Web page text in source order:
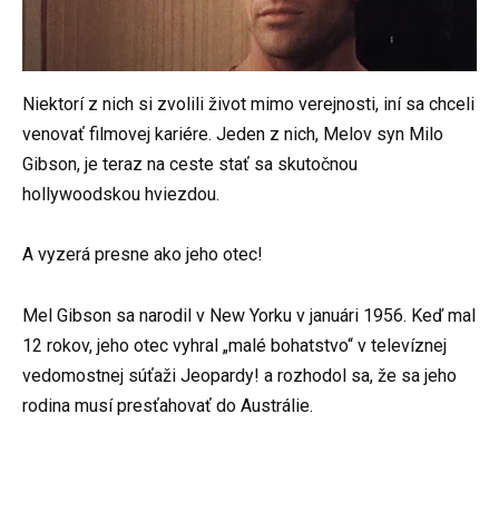
Niektorí z nich si zvolili život mimo verejnosti, iní sa chceli
venovať filmovej kariére. Jeden z nich, Melov syn Milo
Gibson, je teraz na ceste stať sa skutočnou
hollywoodskou hviezdou.
A vyzerá presne ako jeho otec!
Mel Gibson sa narodil v New Yorku v januári 1956. Keď mal
12 rokov, jeho otec vyhral „malé bohatstvo“ v televíznej
vedomostnej súťaži Jeopardy! a rozhodol sa, že sa jeho
rodina musí presťahovať do Austrálie.